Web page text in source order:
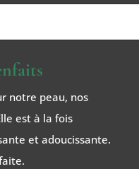
notre peau, nos
est à la fois
et adoucissante.